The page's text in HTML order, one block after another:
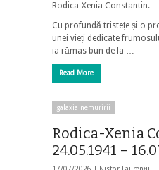
Rodica-Xenia Constantin.
Cu profundă tristețe și o
unei vieți dedicate
ia rămas bun de la …
Read More
galaxia nemuririi
Rodica-Xenia
24.05.1941 –